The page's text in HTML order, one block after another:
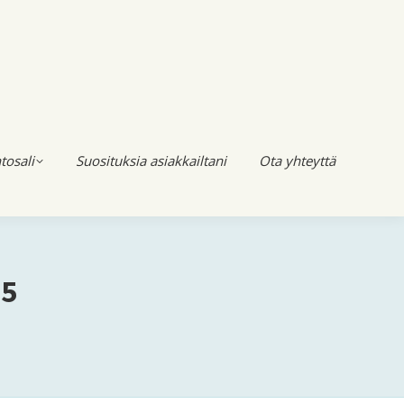
Suosituksia asiakkailtani Ota yhteyttä